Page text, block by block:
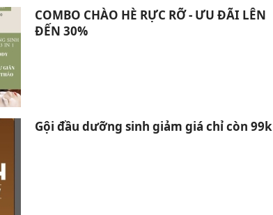
nhàng, thư thái hơn.
COMBO CHÀO HÈ RỰC RỠ - ƯU ĐÃI LÊN
ĐẾN 30%
Gội đầu dưỡng sinh giảm giá chỉ còn 99k